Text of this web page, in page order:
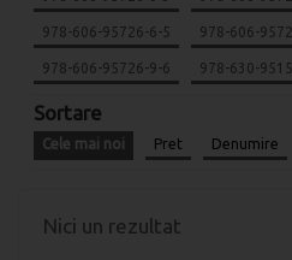
978-606-95726-6-5 978-606-
978-606-95726-9-6 978-630-
Sortare
Cele mai noi Pret Denumire
Nici un rezultat